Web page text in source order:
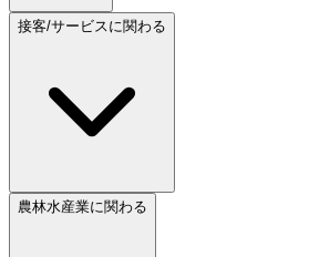
接客/サービスに関わる
農林水産業に関わる